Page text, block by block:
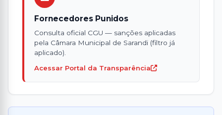
Fornecedores Punidos
Consulta oficial CGU — sanções aplicadas
pela Câmara Municipal de Sarandi (filtro já
aplicado).
Acessar Portal da Transparência